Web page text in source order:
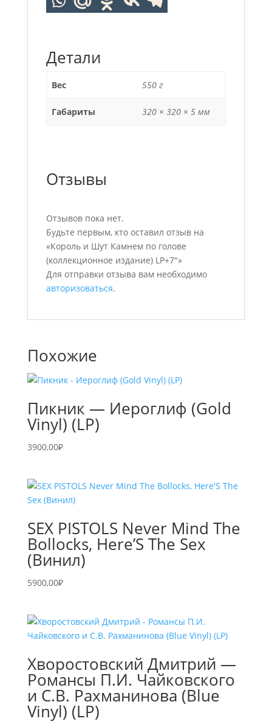
Детали
Вес 550 г
Габариты 320 × 320 × 5 мм
Отзывы
Отзывов пока нет.
Будьте первым, кто оставил отзыв на
«Король и Шут Камнем по голове
(коллекционное издание) LP+7″»
Для отправки отзыва вам необходимо
авторизоваться.
Похожие
Пикник — Иероглиф (Gold
Vinyl) (LP)
3900,00₽
SEX PISTOLS Never Mind The
Bollocks, Here’S The Sex
(Винил)
5900,00₽
Хворостовский Дмитрий —
Романсы П.И. Чайковского
и С.В. Рахманинова (Blue
Vinyl) (LP)